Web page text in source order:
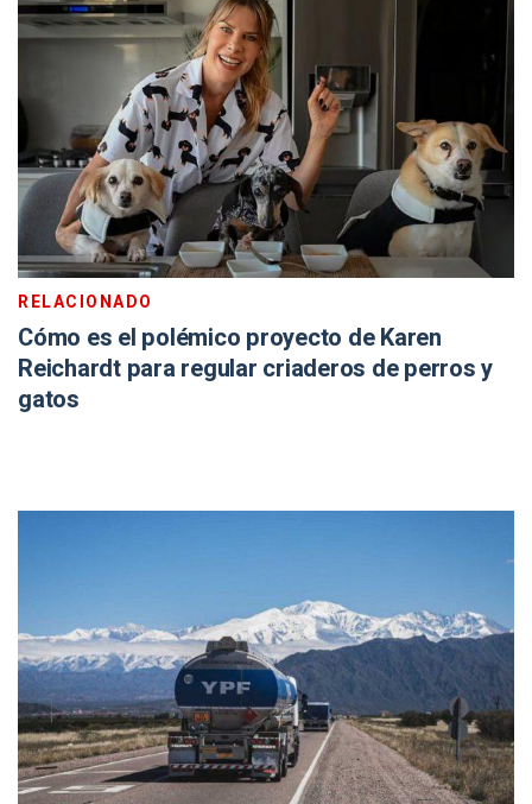
RELACIONADO
Cómo es el polémico proyecto de Karen
Reichardt para regular criaderos de perros y
gatos